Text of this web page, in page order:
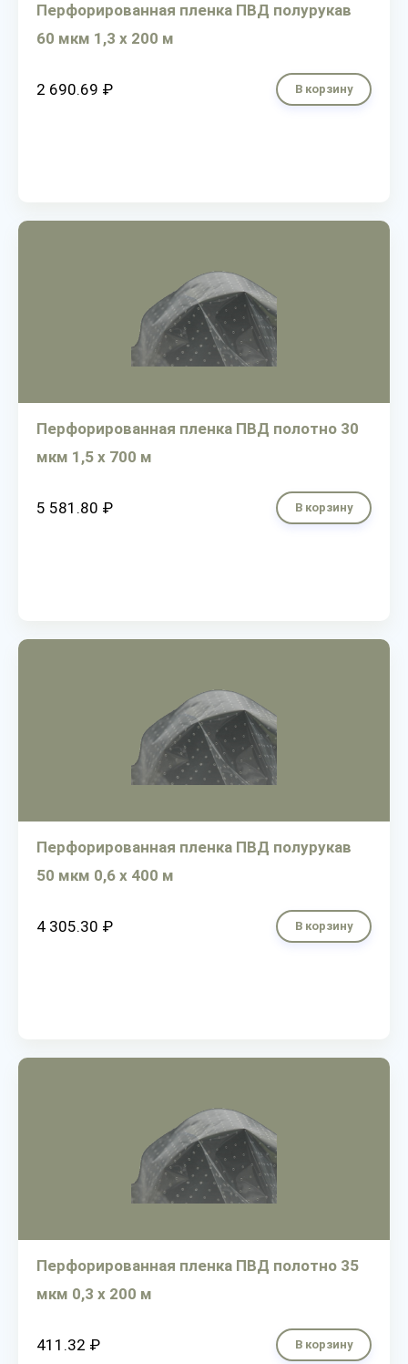
Перфорированная пленка ПВД полурукав
60 мкм 1,3 х 200 м
2 690.69 ₽ В корзину
Перфорированная пленка ПВД полотно 30
мкм 1,5 х 700 м
5 581.80 ₽ В корзину
Перфорированная пленка ПВД полурукав
50 мкм 0,6 х 400 м
4 305.30 ₽ В корзину
Перфорированная пленка ПВД полотно 35
мкм 0,3 х 200 м
411.32 ₽ В корзину